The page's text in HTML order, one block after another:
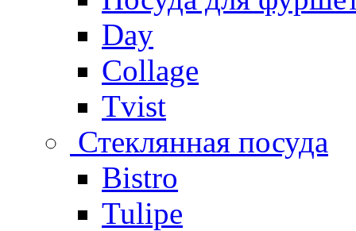
Day
Collage
Tvist
Стеклянная посуда
Bistro
Tulipe